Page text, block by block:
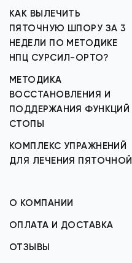
КАК ВЫЛЕЧИТЬ
ПЯТОЧНУЮ ШПОРУ ЗА 3
НЕДЕЛИ ПО МЕТОДИКЕ
НПЦ СУРСИЛ-ОРТО?
МЕТОДИКА
ВОССТАНОВЛЕНИЯ И
ПОДДЕРЖАНИЯ ФУНКЦИЙ
СТОПЫ
КОМПЛЕКС УПРАЖНЕНИЙ
ДЛЯ ЛЕЧЕНИЯ ПЯТОЧНОЙ
О КОМПАНИИ
ОПЛАТА И ДОСТАВКА
ОТЗЫВЫ